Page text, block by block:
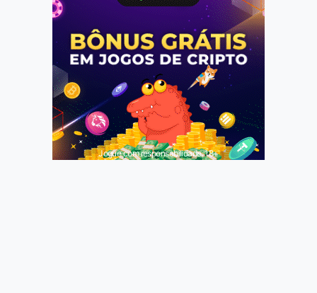
Jogue com responsabilidade. 18+